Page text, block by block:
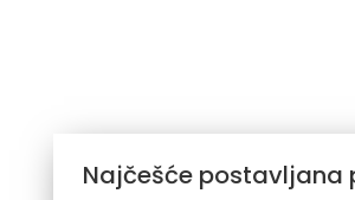
Najčešće postavljana